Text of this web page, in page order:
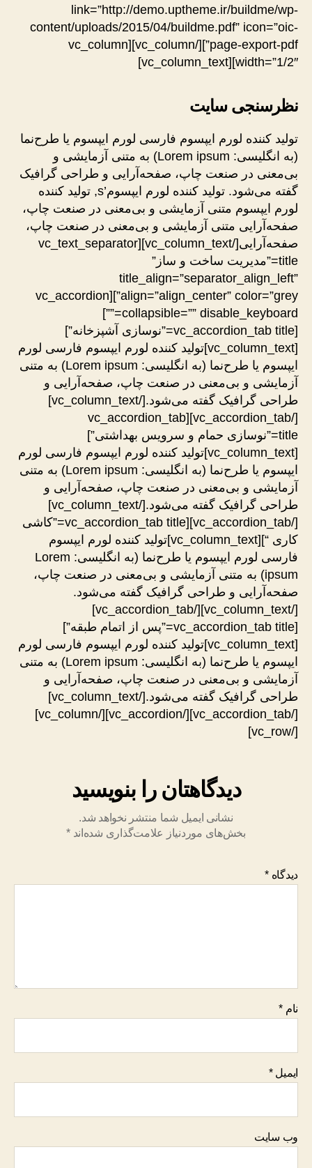
link=”http://demo.uptheme.ir/buildme/wp-
content/uploads/2015/04/buildme.pdf” icon=”oic-
page-export-pdf”][/vc_column][vc_column
width=”1/2″][vc_column_text]
نظرسنجی سایت
تولید کننده لورم ایپسوم فارسی لورم ایپسوم یا طرح‌نما
(به انگلیسی: Lorem ipsum) به متنی آزمایشی و
بی‌معنی در صنعت چاپ، صفحه‌آرایی و طراحی گرافیک
گفته می‌شود. تولید کننده لورم ایپسوم’s, تولید کننده
لورم ایپسوم متنی آزمایشی و بی‌معنی در صنعت چاپ،
صفحه‌آرایی متنی آزمایشی و بی‌معنی در صنعت چاپ،
صفحه‌آرایی[/vc_column_text][vc_text_separator
title=”مدیریت ساخت و ساز”
title_align=”separator_align_left”
align=”align_center” color=”grey”][vc_accordion
collapsible=”” disable_keyboard=””]
[vc_accordion_tab title=”نوسازی آشپزخانه”]
[vc_column_text]تولید کننده لورم ایپسوم فارسی لورم
ایپسوم یا طرح‌نما (به انگلیسی: Lorem ipsum) به متنی
آزمایشی و بی‌معنی در صنعت چاپ، صفحه‌آرایی و
طراحی گرافیک گفته می‌شود.[/vc_column_text]
[/vc_accordion_tab][vc_accordion_tab
title=”نوسازی حمام و سرویس بهداشتی”]
[vc_column_text]تولید کننده لورم ایپسوم فارسی لورم
ایپسوم یا طرح‌نما (به انگلیسی: Lorem ipsum) به متنی
آزمایشی و بی‌معنی در صنعت چاپ، صفحه‌آرایی و
طراحی گرافیک گفته می‌شود.[/vc_column_text]
[/vc_accordion_tab][vc_accordion_tab title=”کاشی
کاری “][vc_column_text]تولید کننده لورم ایپسوم
فارسی لورم ایپسوم یا طرح‌نما (به انگلیسی: Lorem
ipsum) به متنی آزمایشی و بی‌معنی در صنعت چاپ،
صفحه‌آرایی و طراحی گرافیک گفته می‌شود.
[/vc_column_text][/vc_accordion_tab]
[vc_accordion_tab title=”پس از اتمام طبقه”]
[vc_column_text]تولید کننده لورم ایپسوم فارسی لورم
ایپسوم یا طرح‌نما (به انگلیسی: Lorem ipsum) به متنی
آزمایشی و بی‌معنی در صنعت چاپ، صفحه‌آرایی و
طراحی گرافیک گفته می‌شود.[/vc_column_text]
[/vc_accordion_tab][/vc_accordion][/vc_column]
[/vc_row]
دیدگاهتان را بنویسید
نشانی ایمیل شما منتشر نخواهد شد.
بخش‌های موردنیاز علامت‌گذاری شده‌اند*
دیدگاه*
نام *
ایمیل*
وب‌ سایت